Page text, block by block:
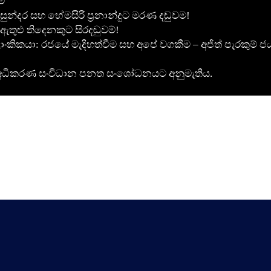
සහ හේමසිරි ප්‍රනාන්දුට මරණ දඬුවම!
තිදෙනකුට සිරදඬුවම්!
රජයේ මැදිහත්වීම සහ අපේ වගකීම – අජිත් පැරකුම්
සංවිධාන පනත සංශෝධනයට අනුමැතිය.